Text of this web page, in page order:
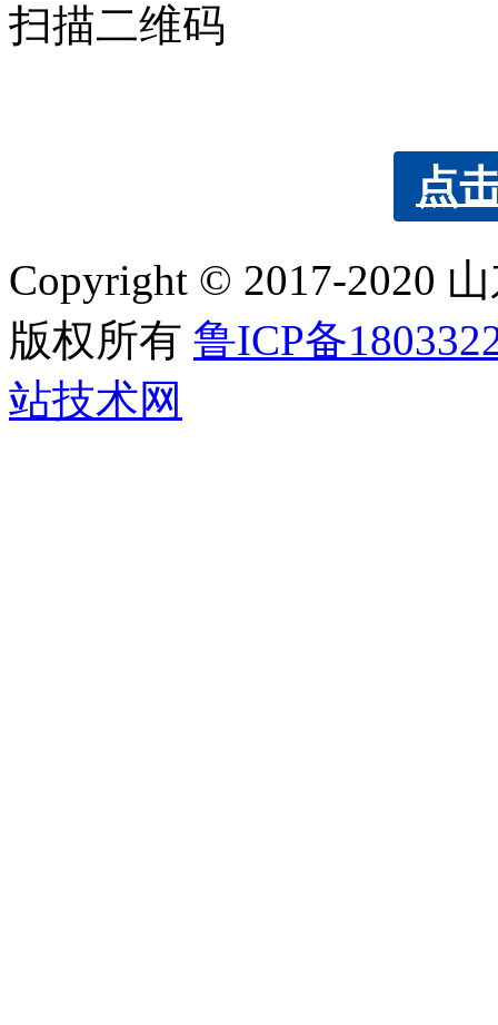
扫描二维码
点
Copyright © 2017-2020
版权所有 鲁ICP备
站技术网